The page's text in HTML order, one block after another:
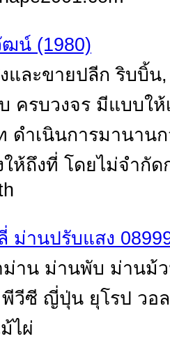
น์ (1980)
และขายปลีก ริบบิ้
ครบวงจร มีแบบใ
ดำเนินการมานาน
ให้ถึงที่ โดยไม่จำกั
ม่านปรับแสง
าน ม่านพับ ม่านม้
พีวีซี ญี่ปุ่น ยุโรป ว
ไผ่